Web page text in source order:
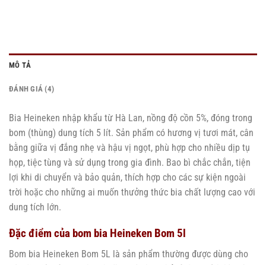
MÔ TẢ
ĐÁNH GIÁ (4)
Bia Heineken nhập khẩu từ Hà Lan, nồng độ cồn 5%, đóng trong
bom (thùng) dung tích 5 lít. Sản phẩm có hương vị tươi mát, cân
bằng giữa vị đắng nhẹ và hậu vị ngọt, phù hợp cho nhiều dịp tụ
họp, tiệc tùng và sử dụng trong gia đình. Bao bì chắc chắn, tiện
lợi khi di chuyển và bảo quản, thích hợp cho các sự kiện ngoài
trời hoặc cho những ai muốn thưởng thức bia chất lượng cao với
dung tích lớn.
Đặc điểm của bom bia Heineken Bom 5l
Bom bia Heineken Bom 5L là sản phẩm thường được dùng cho